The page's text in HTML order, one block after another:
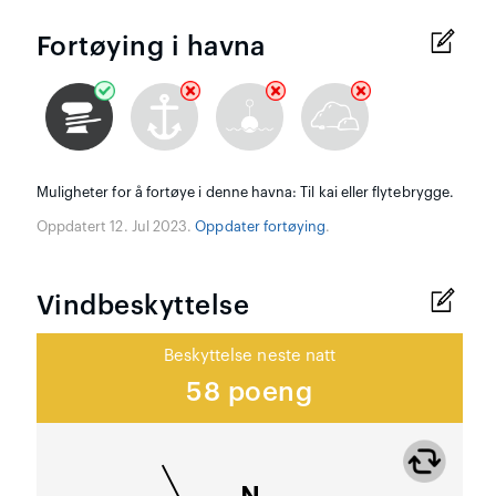
Fortøying i havna
Muligheter for å fortøye i denne havna: Til kai eller flytebrygge.
Oppdatert 12. Jul 2023.Oppdater fortøying.
Vindbeskyttelse
Beskyttelse neste natt
58 poeng